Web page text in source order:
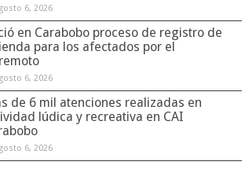
6, 2026
en Carabobo proceso de registro de
para los afectados por el
6, 2026
de 6 mil atenciones realizadas en
lúdica y recreativa en CAI
6, 2026